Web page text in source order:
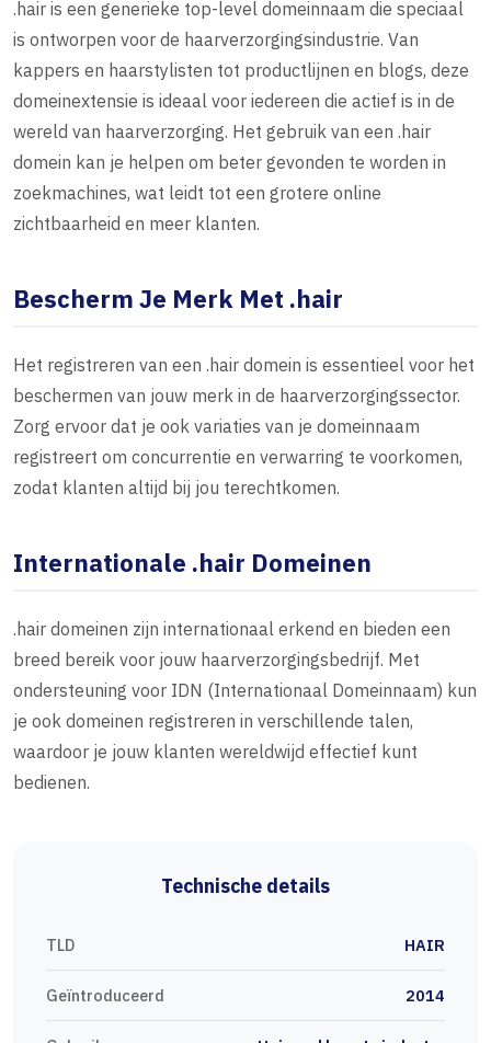
.hair is een generieke top-level domeinnaam die speciaal
is ontworpen voor de haarverzorgingsindustrie. Van
kappers en haarstylisten tot productlijnen en blogs, deze
domeinextensie is ideaal voor iedereen die actief is in de
wereld van haarverzorging. Het gebruik van een .hair
domein kan je helpen om beter gevonden te worden in
zoekmachines, wat leidt tot een grotere online
zichtbaarheid en meer klanten.
Bescherm Je Merk Met .hair
Het registreren van een .hair domein is essentieel voor het
beschermen van jouw merk in de haarverzorgingssector.
Zorg ervoor dat je ook variaties van je domeinnaam
registreert om concurrentie en verwarring te voorkomen,
zodat klanten altijd bij jou terechtkomen.
Internationale .hair Domeinen
.hair domeinen zijn internationaal erkend en bieden een
breed bereik voor jouw haarverzorgingsbedrijf. Met
ondersteuning voor IDN (Internationaal Domeinnaam) kun
je ook domeinen registreren in verschillende talen,
waardoor je jouw klanten wereldwijd effectief kunt
bedienen.
Technische details
TLD HAIR
Geïntroduceerd 2014